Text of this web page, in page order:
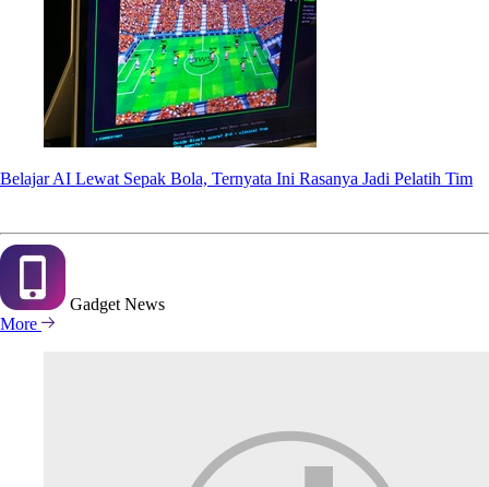
Belajar AI Lewat Sepak Bola, Ternyata Ini Rasanya Jadi Pelatih Tim
Gadget News
More